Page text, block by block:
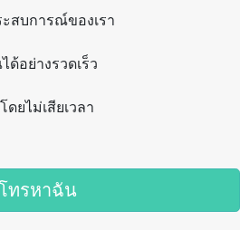
สบการณ์ของเรา
อย่างรวดเร็ว
ยไม่เสียเวลา
ทรหาฉัน